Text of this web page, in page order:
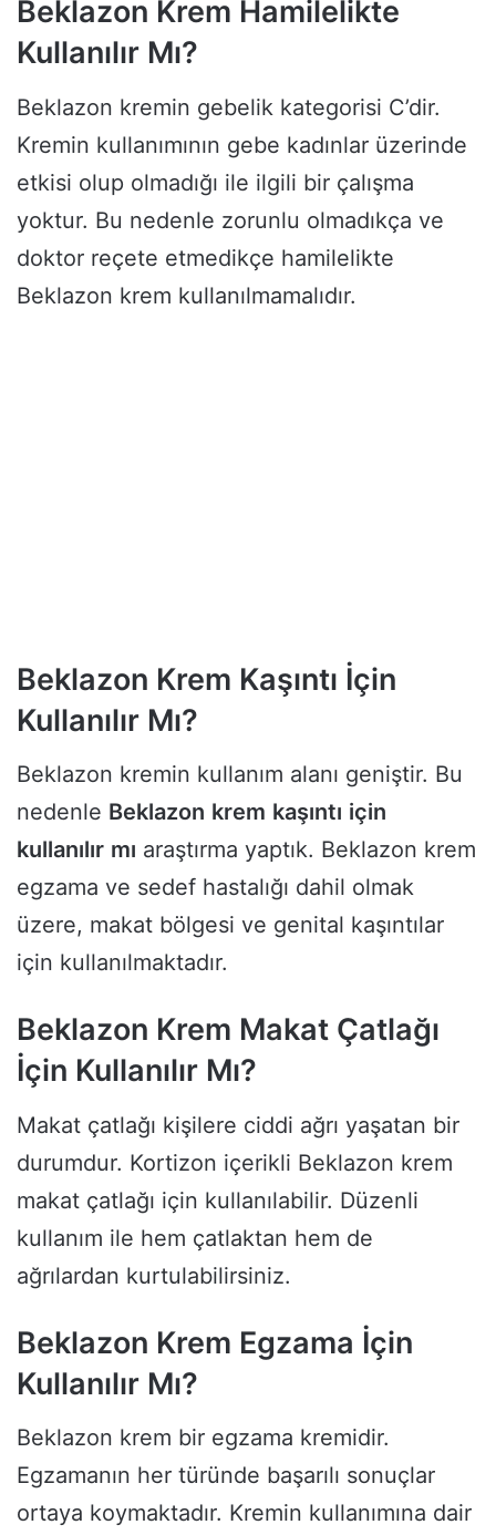
Beklazon Krem Hamilelikte
Kullanılır Mı?
Beklazon kremin gebelik kategorisi C’dir.
Kremin kullanımının gebe kadınlar üzerinde
etkisi olup olmadığı ile ilgili bir çalışma
yoktur. Bu nedenle zorunlu olmadıkça ve
doktor reçete etmedikçe hamilelikte
Beklazon krem kullanılmamalıdır.
Beklazon Krem Kaşıntı İçin
Kullanılır Mı?
Beklazon kremin kullanım alanı geniştir. Bu
nedenle Beklazon krem kaşıntı için
kullanılır mı araştırma yaptık. Beklazon krem
egzama ve sedef hastalığı dahil olmak
üzere, makat bölgesi ve genital kaşıntılar
için kullanılmaktadır.
Beklazon Krem Makat Çatlağı
İçin Kullanılır Mı?
Makat çatlağı kişilere ciddi ağrı yaşatan bir
durumdur. Kortizon içerikli Beklazon krem
makat çatlağı için kullanılabilir. Düzenli
kullanım ile hem çatlaktan hem de
ağrılardan kurtulabilirsiniz.
Beklazon Krem Egzama İçin
Kullanılır Mı?
Beklazon krem bir egzama kremidir.
Egzamanın her türünde başarılı sonuçlar
ortaya koymaktadır. Kremin kullanımına dair